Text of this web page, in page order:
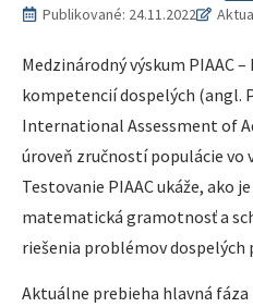
Publikované: 24.11.2022
Medzinárodný výskum PIAAC
kompetencií dospelých (angl.
International Assessment of
úroveň zručností populácie vo
Testovanie PIAAC ukáže, ako
matematická gramotnosť a
riešenia problémov dospelých
Aktuálne prebieha hlavná